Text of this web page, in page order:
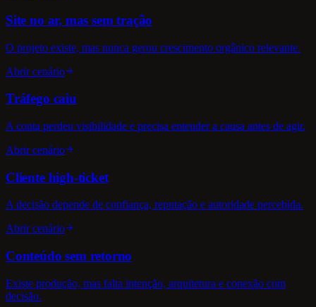
Site no ar, mas sem tração
O projeto existe, mas nunca gerou crescimento orgânico relevante.
Abrir cenário
Tráfego caiu
A conta perdeu visibilidade e precisa entender a causa antes de agir.
Abrir cenário
Cliente high-ticket
A decisão depende de confiança, reputação e autoridade percebida.
Abrir cenário
Conteúdo sem retorno
Existe produção, mas falta intenção, arquitetura e conexão com
decisão.